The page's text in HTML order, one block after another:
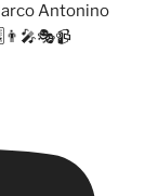
Antonino